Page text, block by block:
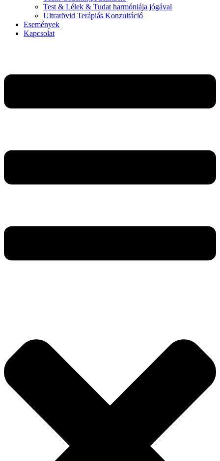
Test & Lélek & Tudat harmóniája jógával
Ultrarövid Terápiás Konzultáció
Események
Kapcsolat